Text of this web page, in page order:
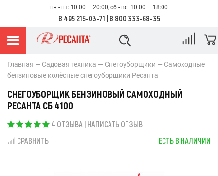
пн - пт: 10:00 — 20:00, сб - вс: 10:00 — 18:00
8 495 215-03-71 | 8 800 333-68-35
Главная Садовая техника Снегоуборщики
Самоходные
бензиновые колёсные снегоуборщики Ресанта
СНЕГОУБОРЩИК БЕНЗИНОВЫЙ САМОХОДНЫЙ
РЕСАНТА СБ 4100
4 ОТЗЫВА | НАПИСАТЬ ОТЗЫВ
СРАВНИТЬ
ЕСТЬ В НАЛИЧИИ